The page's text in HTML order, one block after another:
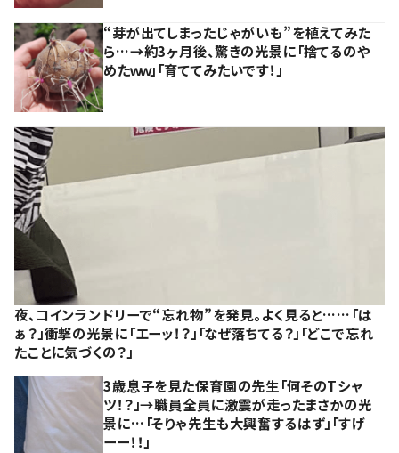
“芽が出てしまったじゃがいも”を植えてみた
ら…→約3ヶ月後、驚きの光景に「捨てるのや
めたｗｗ」「育ててみたいです！」
夜、コインランドリーで“忘れ物”を発見。よく見ると……「は
ぁ？」衝撃の光景に「エーッ！？」「なぜ落ちてる？」「どこで忘れ
たことに気づくの？」
3歳息子を見た保育園の先生「何そのTシャ
ツ！？」→職員全員に激震が走ったまさかの光
景に…「そりゃ先生も大興奮するはず」「すげ
ーー！！」